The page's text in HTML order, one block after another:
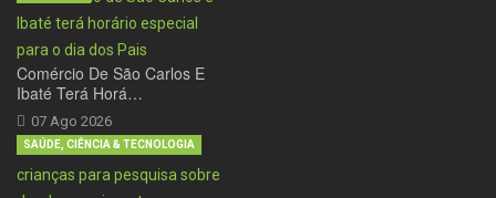
Comércio De São Carlos E
Ibaté Terá Horá…
07 Ago 2026
SAÚDE, CIÊNCIA & TECNOLOGIA